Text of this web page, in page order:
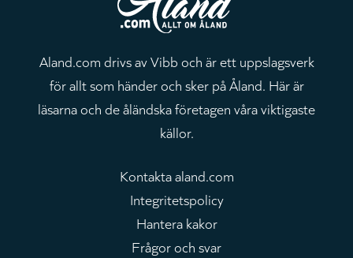
Aland.com drivs av Vibb och är ett uppslagsverk
för allt som händer och sker på Åland. Här är
läsarna och de åländska företagen våra viktigaste
källor.
Kontakta aland.com
Integritetspolicy
Hantera kakor
Frågor och svar